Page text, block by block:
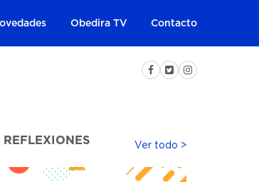
Obedira TV Contacto
REFLEXIONES Ver todo >